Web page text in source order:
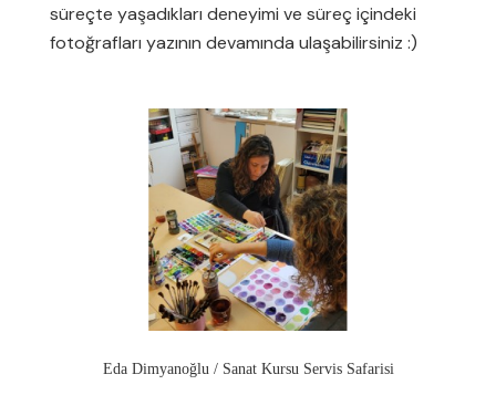
süreçte yaşadıkları deneyimi ve süreç içindeki
fotoğrafları yazının devamında ulaşabilirsiniz :)
Eda Dimyanoğlu / Sanat Kursu Servis Safarisi